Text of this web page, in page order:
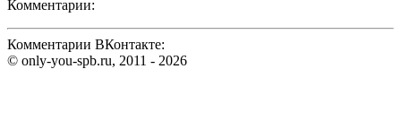
Комментарии:
Комментарии ВКонтакте:
© only-you-spb.ru, 2011 - 2026